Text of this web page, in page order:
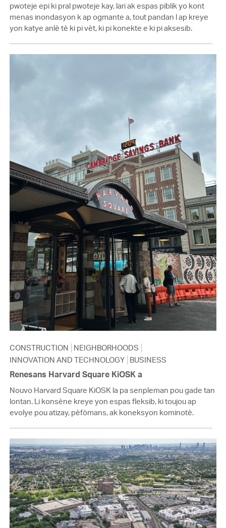
pwoteje epi ki pral pwoteje kay, lari ak espas piblik yo kont
menas inondasyon k ap ogmante a, tout pandan l ap kreye
yon katye anlè tè ki pi vèt, ki pi konekte e ki pi aksesib.
CONSTRUCTION
NEIGHBORHOODS
INNOVATION AND TECHNOLOGY BUSINESS
Renesans Harvard Square KiOSK a
Nouvo Harvard Square KiOSK la pa senpleman pou gade tan
lontan. Li konsène kreye yon espas fleksib, ki toujou ap
evolye pou atizay, pèfòmans, ak koneksyon kominotè.